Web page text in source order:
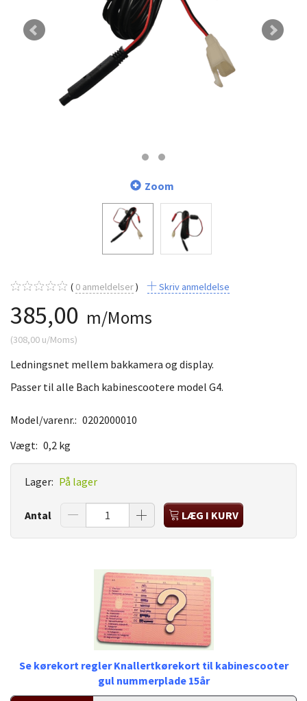
Zoom
0 anmeldelser Skriv anmeldelse
385,00 m/Moms
(308,00 u/Moms)
Ledningsnet mellem bakkamera og display.
Passer til alle Bach kabinescootere model G4.
Model/varenr.: 0202000010
Vægt: 0,2 kg
Lager: På lager
Antal LÆG I KURV
Se kørekort regler Knallertkørekort til kabinescooter
gul nummerplade 15år